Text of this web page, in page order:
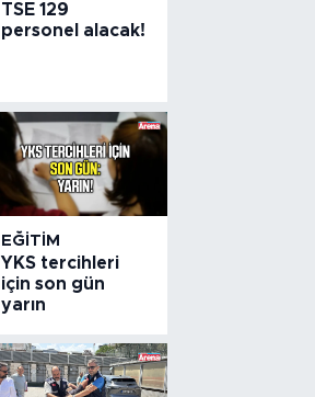
TSE 129
personel alacak!
EĞITIM
YKS tercihleri
için son gün
yarın